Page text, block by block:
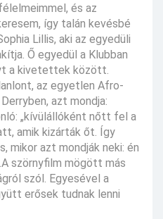
és az
így talán kevésbé
Lillis, aki az egyedüli
Ő egyedül a Klubban
a kivetettek között.
az egyetlen Afro-
azt mondja:
„kívülállóként nőtt fel a
amik kizárták őt. Így
mikor azt mondják neki: én
szörnyfilm mögött más
szól. Egyesével a
erősek tudnak lenni